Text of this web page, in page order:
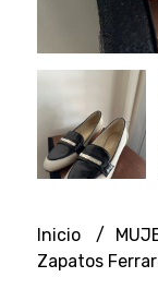
Inicio
Zapatos